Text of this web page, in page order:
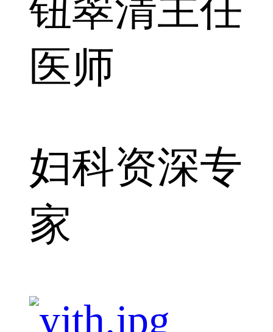
钮翠清主任
医师
妇科资深专
家